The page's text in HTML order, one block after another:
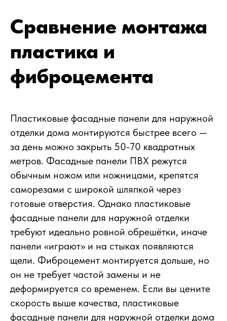
Сравнение монтажа
пластика и
фиброцемента
Пластиковые фасадные панели для наружной
отделки дома монтируются быстрее всего —
за день можно закрыть 50-70 квадратных
метров. Фасадные панели ПВХ режутся
обычным ножом или ножницами, крепятся
саморезами с широкой шляпкой через
готовые отверстия. Однако пластиковые
фасадные панели для наружной отделки
требуют идеально ровной обрешётки, иначе
панели «играют» и на стыках появляются
щели. Фиброцемент монтируется дольше, но
он не требует частой замены и не
деформируется со временем. Если вы цените
скорость выше качества, пластиковые
фасадные панели для наружной отделки дома